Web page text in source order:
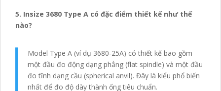
5. Insize 3680 Type A có đặc điểm thiết kế như thế
nào?
Model Type A (ví dụ 3680-25A) có thiết kế bao gồm
một đầu đo động dạng phẳng (flat spindle) và một đầu
đo tĩnh dạng cầu (spherical anvil). Đây là kiểu phổ biến
nhất để đo độ dày thành ống tiêu chuẩn.